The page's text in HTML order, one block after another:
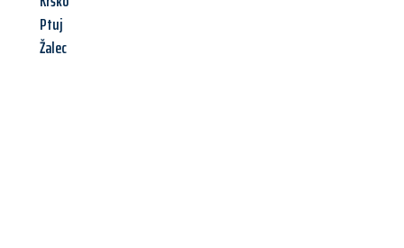
Ptuj
Žalec